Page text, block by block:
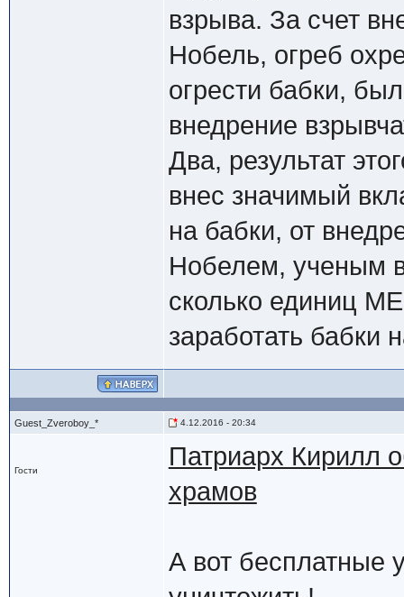
взрыва. За счет
Нобель, огреб
огрести бабки,
внедрение
Два, результат
внес значимый
на бабки, от
Нобелем, ученым
сколько единиц
заработать бабки
Guest_Zveroboy_* 4.12.2016 - 20:34
Гости
Патриарх Кирилл
храмов
А вот бесплатные